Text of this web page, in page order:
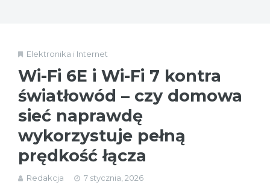
Elektronika i Internet
Wi-Fi 6E i Wi-Fi 7 kontra
światłowód – czy domowa
sieć naprawdę
wykorzystuje pełną
prędkość łącza
Redakcja 7 stycznia, 2026